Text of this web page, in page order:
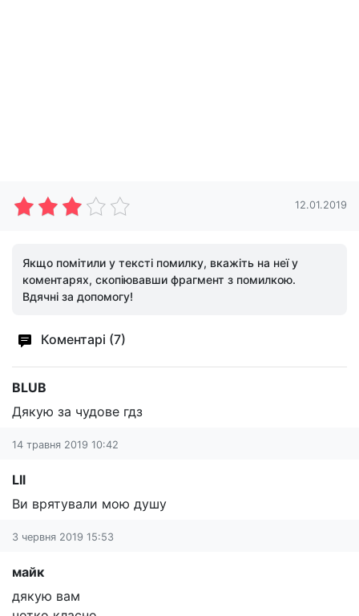
12.01.2019
Якщо помітили у тексті помилку, вкажіть на неї у
коментарях, скопіювавши фрагмент з помилкою.
Вдячні за допомогу!
Коментарі (7)
BLUB
Дякую за чудове гдз
14 травня 2019 10:42
Lll
Ви врятували мою душу
3 червня 2019 15:53
майк
дякую вам